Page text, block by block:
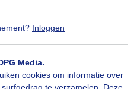
Inloggen
Media.
cookies om informatie over
te verzamelen. Deze
Zomer